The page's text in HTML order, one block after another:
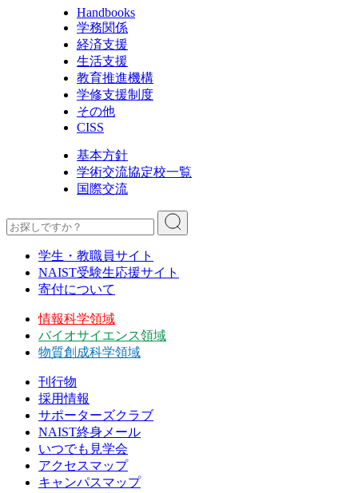
Handbooks
学務関係
経済支援
生活支援
教育推進機構
学修支援制度
その他
CISS
基本方針
学術交流協定校一覧
国際交流
学生・教職員サイト
NAIST受験生応援サイト
寄付について
情報科学領域
バイオサイエンス領域
物質創成科学領域
刊行物
採用情報
サポーターズクラブ
NAIST終身メール
いつでも見学会
アクセスマップ
キャンパスマップ